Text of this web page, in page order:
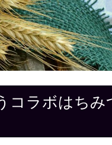
コラボはちみ